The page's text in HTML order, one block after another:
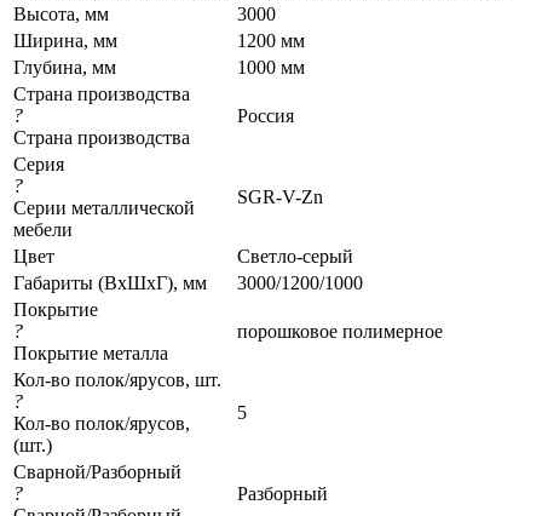
Высота, мм
3000
Ширина, мм
1200 мм
Глубина, мм
1000 мм
Страна производства
?
Страна производства
Россия
Серия
?
Серии металлической
мебели
SGR-V-Zn
Цвет
Светло-серый
Габариты (ВхШхГ), мм
3000/1200/1000
Покрытие
?
Покрытие металла
порошковое полимерное
Кол-во полок/ярусов, шт.
?
Кол-во полок/ярусов,
(шт.)
5
Сварной/Разборный
?
Разборный